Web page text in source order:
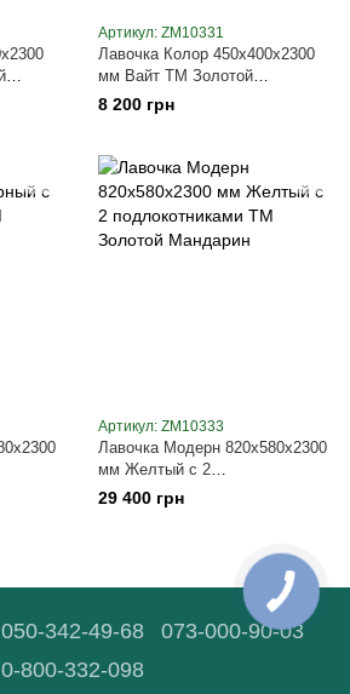
Артикул: ZM10331
Лавочка Колор 450х400х2300
мм Вайт ТМ Золотой
Мандарин
8 200 грн
Артикул: ZM10333
Лавочка Модерн 820х580х2300
мм Желтый с 2
подлокотниками ТМ Золотой
Мандарин
29 400 грн
050-342-49-68
073-000-90-03
0-800-332-098